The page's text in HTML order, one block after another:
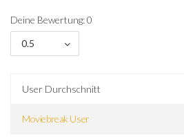
Deine Bewertung: 0
0.5
User Durchschnitt
Moviebreak User